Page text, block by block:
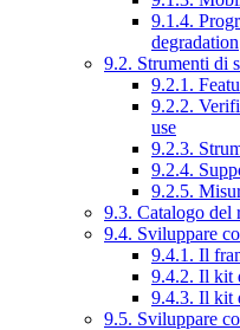
9.1.4.
degradation
9.2. Strumenti di
9.2.1.
9.2.2.
use
9.2.3.
9.2.4.
9.2.5.
9.3. Catalogo del
9.4. Sviluppare
9.4.1. Il
9.4.2. Il kit
9.4.3. Il kit
9.5. Sviluppare